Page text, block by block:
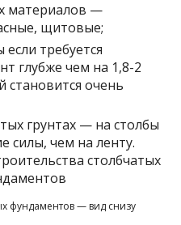
материалов —
щитовые;
требуется
глубже чем на 1,8-2
становится очень
грунтах — на столбы
силы, чем на ленту.
фундаментов — вид снизу